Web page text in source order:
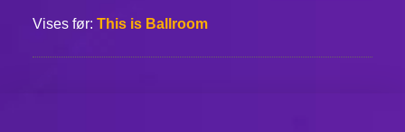
Vises før: This is Ballroom